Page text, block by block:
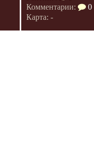
Комментарии:
0
Карта: -